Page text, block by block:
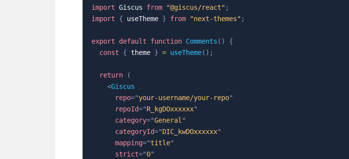
import Giscus from "@giscus/react" ;
import
{ useTheme } from "next-themes" ;
export default function Comments ( )
{
const
{ theme } = useTheme( ) ;
return
(
<Giscus
repo="your-username/your-repo"
repoId="R_kgDOxxxxxx"
category="General "
categoryId="DIC_kwDOxxxxxx"
mapping="title"
strict="0"